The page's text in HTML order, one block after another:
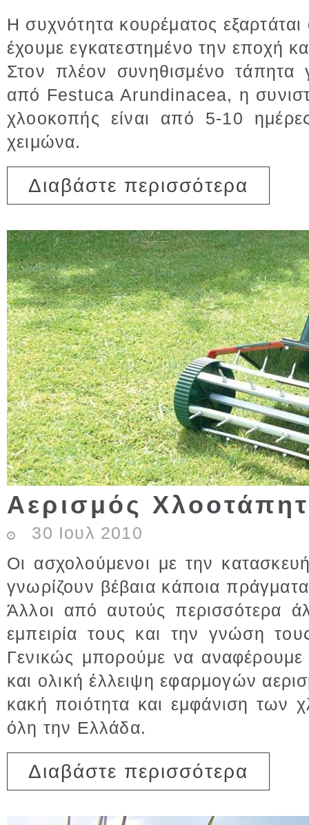
Η συχνότητα κουρέματος
έχουμε εγκατεστημένο την εποχή
Στον πλέον συνηθισμένο τάπητα
από Festuca Arundinacea, η
χλοοκοπής είναι από 5-10
χειμώνα.
Διαβάστε περισσότερα
Αερισμός
30 Ιουλ 2010
Οι ασχολούμενοι με την
γνωρίζουν βέβαια κάποια
Άλλοι από αυτούς περισσότερα
εμπειρία τους και την γνώση
Γενικώς μπορούμε να
και ολική έλλειψη εφαρμογών
κακή ποιότητα και εμφάνιση των
όλη την Ελλάδα.
Διαβάστε περισσότερα